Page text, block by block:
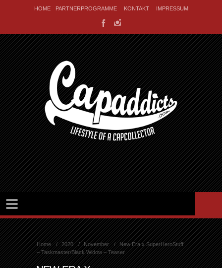
HOME PARTNERPROGRAMME KONTAKT IMPRESSUM
Home 2020 November
New Era x SuperHeroStuff
– Taskmaster/Black Widow – Teaser